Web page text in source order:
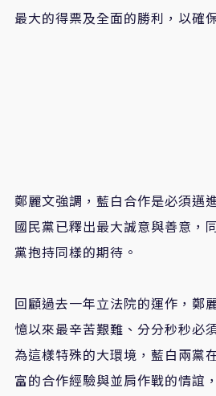
最大的得票及全面的勝利，以確
鄭麗文強調，藍白合作是必須邁
國民黨已釋出最大誠意與善意，
黨抱持同樣的期待。
回顧過去一年立法院的運作，鄭
憶以來最辛苦艱難、分分秒秒必
為這樣特殊的大環境，藍白兩黨
富的合作經驗與並肩作戰的情誼